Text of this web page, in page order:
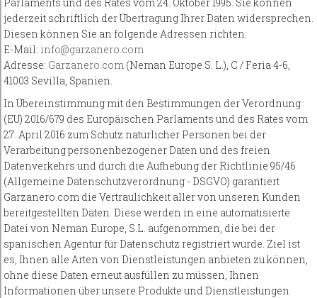
jederzeit schriftlich der Übertragung Ihrer Daten widersprechen.
Diesen können Sie an folgende Adressen richten:
E-Mail: info@garzanero.com
Adresse: Garzanero.com (Neman Europe S. L.), C / Feria 4-6,
41003 Sevilla, Spanien.
In Übereinstimmung mit den Bestimmungen der Verordnung
(EU) 2016/679 des Europäischen Parlaments und des Rates vom
27. April 2016 zum Schutz natürlicher Personen bei der
Verarbeitung personenbezogener Daten und des freien
Datenverkehrs und durch die Aufhebung der Richtlinie 95/46
(Allgemeine Datenschutzverordnung - DSGVO) garantiert
Garzanero.com die Vertraulichkeit aller von unseren Kunden
bereitgestellten Daten. Diese werden in eine automatisierte
Datei von Neman Europe, S.L. aufgenommen, die bei der
spanischen Agentur für Datenschutz registriert wurde. Ziel ist
es, Ihnen alle Arten von Dienstleistungen anbieten zu können,
ohne diese Daten erneut ausfüllen zu müssen, Ihnen
Informationen über unsere Produkte und Dienstleistungen